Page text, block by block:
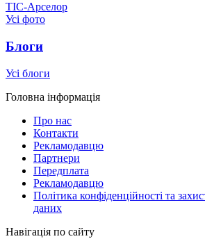
ТІС-Арселор
Усі фото
Блоги
Усі блоги
Головна інформація
Про нас
Контакти
Рекламодавцю
Партнери
Передплата
Рекламодавцю
Політика конфіденційності та
даних
Навігація по сайту